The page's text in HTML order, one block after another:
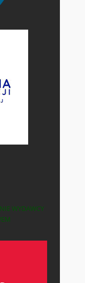
WYDAWCY